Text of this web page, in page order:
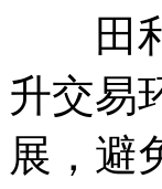
田利
升交易
展，避